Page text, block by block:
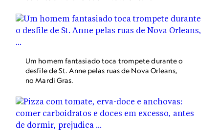
Um homem fantasiado toca trompete durante o
desfile de St. Anne pelas ruas de Nova Orleans,
no Mardi Gras.